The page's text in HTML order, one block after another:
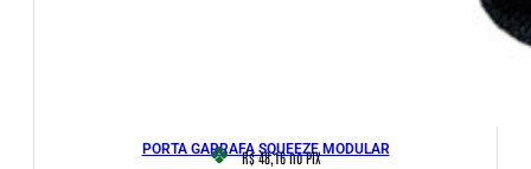
PORTA GARRAFA SQUEEZE MODULAR
R$ 48,16no PIX